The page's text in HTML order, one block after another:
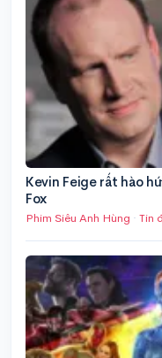
Kevin Feige rất hào
Fox
Phim Siêu Anh Hùng · Tin